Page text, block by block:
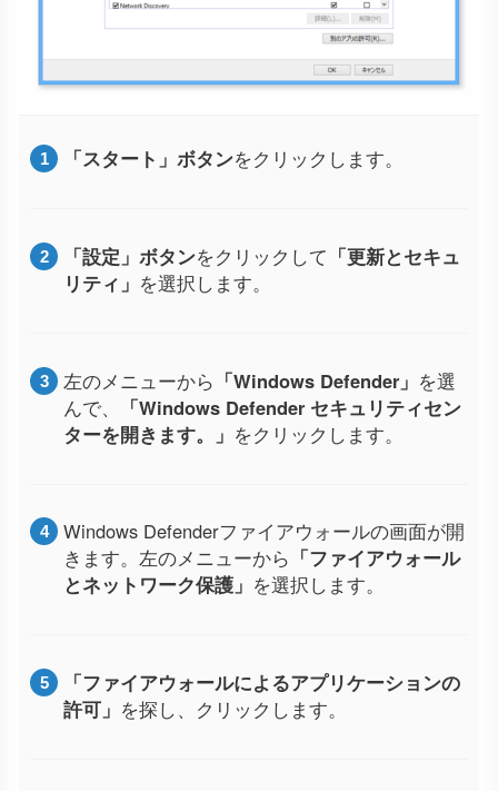
「スタート」ボタンをクリックします。
「設定」ボタンをクリックして 「更新とセキュ
リティ」 を選択します。
左のメニューから 「Windows Defender」 を選
んで、
「Windows Defender セキュリティセン
ターを開きます。」 をクリックします。
Windows Defenderファイアウォールの画面が開
きます。左のメニューから 「ファイアウォール
とネットワーク保護」 を選択します。
「ファイアウォールによるアプリケーションの
許可」 を探し、クリックします。